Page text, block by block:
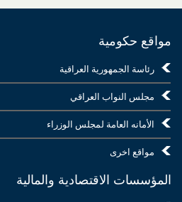
مواقع حكومية
رئاسة الجمهورية العراقية
مجلس النواب العراقي
الأمانه العامة لمجلس الوزراء
مواقع اخرى
المؤسسات الاقتصادية والمالية